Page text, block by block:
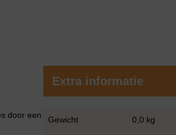
door een
Extra informatie
Gewicht 0,0 kg